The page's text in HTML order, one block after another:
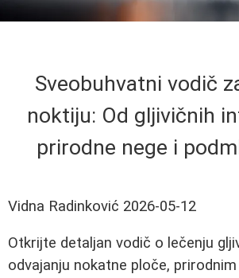
Sveobuhvatni vodič
noktiju: Od gljivičnih
prirodne nege i
Vidna Radinković 2026-05-12
Otkrijte detaljan vodič o lečenju
odvajanju nokatne ploče,